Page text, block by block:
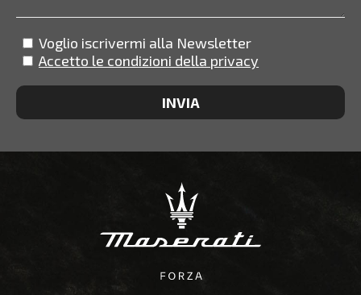
Voglio iscrivermi alla Newsletter
Accetto le condizioni della privacy